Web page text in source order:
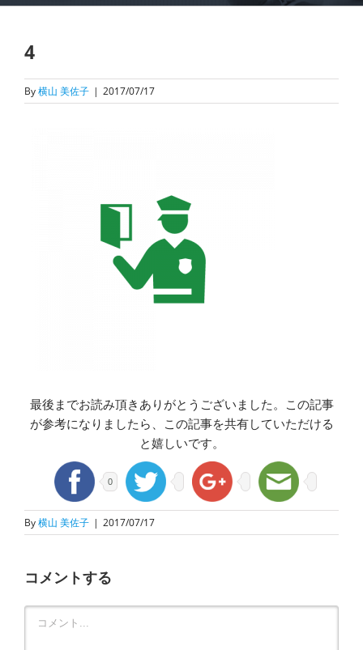
4
By横山 美佐子 | 2017/07/17
最後までお読み頂きありがとうございました。この記事
が参考になりましたら、この記事を共有していただける
と嬉しいです。
0
By横山 美佐子 | 2017/07/17
コメントする